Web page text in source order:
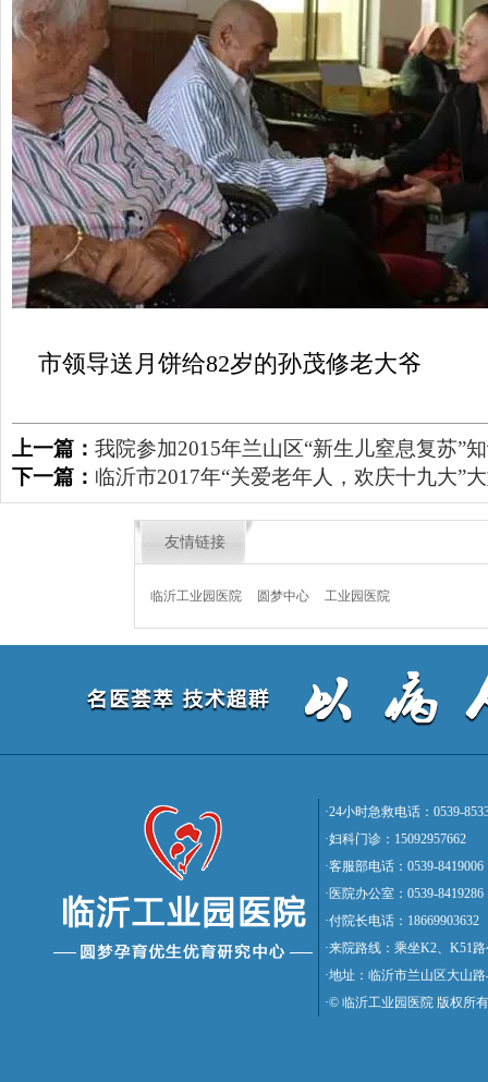
市领导送月饼给82岁的孙茂修老大爷
上一篇： 我院参加2015年兰山区“新生儿窒息复苏”
下一篇： 临沂市2017年“关爱老年人，欢庆十九大”
友情链接
临沂工业园医院 圆梦中心 工业园医院
·24小时急救电话：0539-
·妇科门诊：15092957662
·客服部电话：0539-8419006
·医院办公室：0539-8419286
·付院长电话：18669903632
·来院路线：乘坐K2、K51
·地址：临沂市兰山区大山
·© 临沂工业园医院 版权所